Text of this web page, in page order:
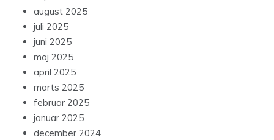
august 2025
juli 2025
juni 2025
maj 2025
april 2025
marts 2025
februar 2025
januar 2025
december 2024